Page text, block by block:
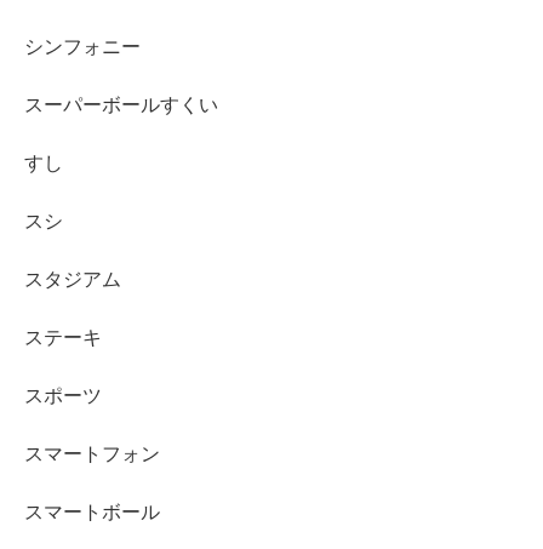
シンフォニー
スーパーボールすくい
すし
スシ
スタジアム
ステーキ
スポーツ
スマートフォン
スマートボール